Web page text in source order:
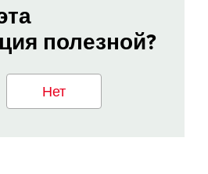
полезной?
Нет